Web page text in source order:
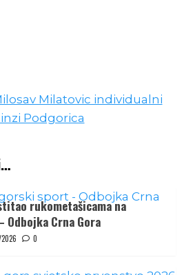
rukometašicama na
Crna Gora
0